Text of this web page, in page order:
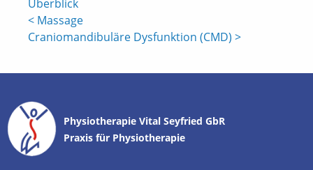
< Massage
Überblick
Craniomandibuläre Dysfunktion (CMD) >
Physiotherapie Vital Seyfried GbR
Praxis für Physiotherapie